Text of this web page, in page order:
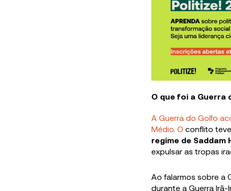
O que foi a Guerra
A Guerra do Golfo
Médio O conflito
regime de Saddam
expulsar as tropas
Ao falarmos sobre a
durante a Guerra Irã-